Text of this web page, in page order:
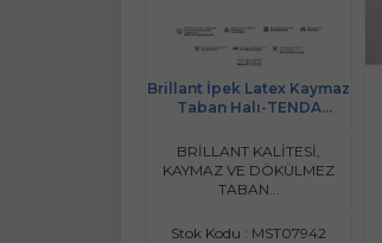
Brillant İpek Latex Kaymaz
Taban Halı-TENDA
BRİLLANT KALİTESİ,
KAYMAZ VE DÖKÜLMEZ
TABAN...
Stok Kodu : MST07942